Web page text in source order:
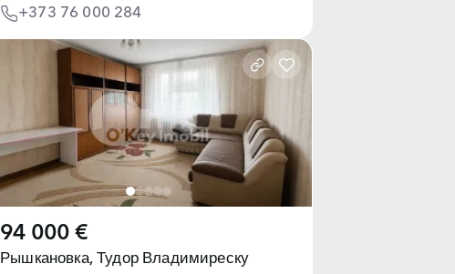
+373 76 000 284
94 000 €
Рышкановка,Тудор Владимиреску